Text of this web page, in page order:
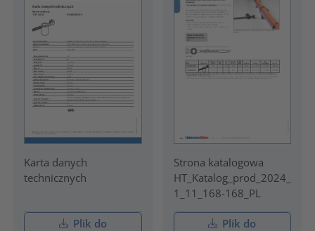
Karta danych
technicznych
Plik do
Strona katalogowa
HT_Katalog_prod_2024_
1_11_168-168_PL
Plik do